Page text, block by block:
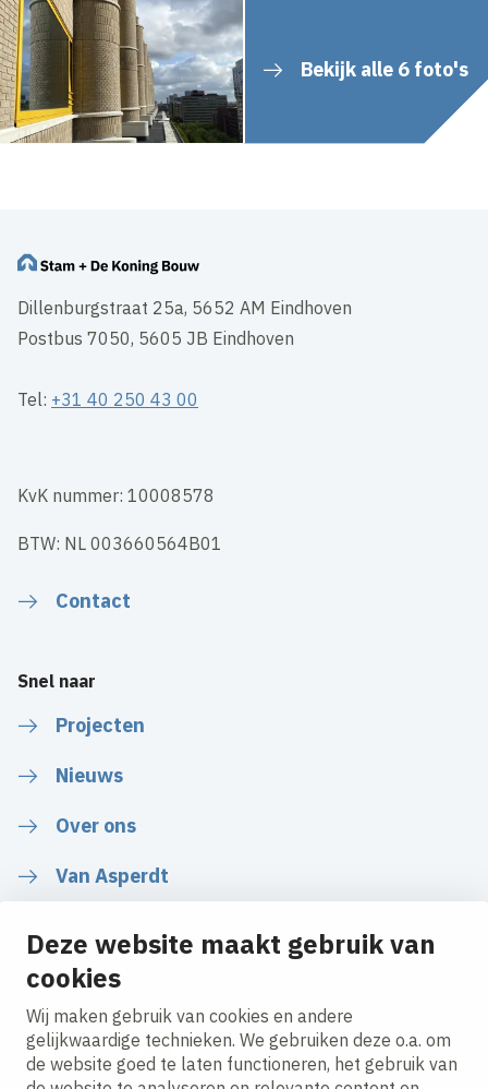
Deze website maakt gebruik van
cookies
Wij maken gebruik van cookies en andere
gelijkwaardige technieken. We gebruiken deze o.a. om
de website goed te laten functioneren, het gebruik van
Bekijk alle 6 foto's
Dillenburgstraat 25a, 5652 AM Eindhoven
Postbus 7050, 5605 JB Eindhoven
Tel: +31 40 250 43 00
KvK nummer: 10008578
BTW: NL 003660564B01
Contact
Snel naar
Projecten
Nieuws
Over ons
Van Asperdt
LinkedInInstagramFacebookYouTube